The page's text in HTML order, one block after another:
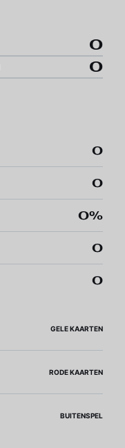
0
0
0
0
0%
0
0
GELE KAARTEN
RODE KAARTEN
BUITENSPEL